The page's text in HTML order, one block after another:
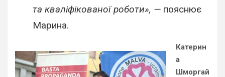
та кваліфікованої роботи», — пояснює
Марина.
Катерин
а
Шморгай